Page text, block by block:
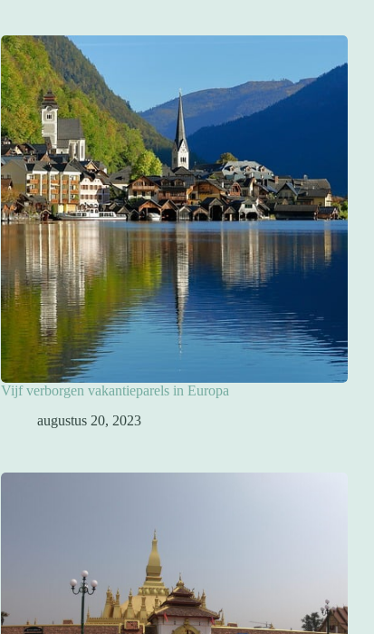
Vijf verborgen vakantieparels in Europa
augustus 20, 2023